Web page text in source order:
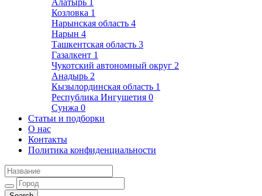
Алатырь 1
Козловка 1
Нарынская область 4
Нарын 4
Ташкентская область 3
Газалкент 1
Чукотский автономный округ 2
Анадырь 2
Кызылординская область 1
Республика Ингушетия 0
Сунжа 0
Статьи и подборки
О нас
Контакты
Политика конфиденциальности